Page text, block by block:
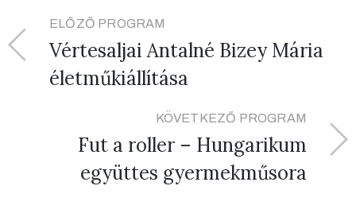
ELŐZŐ PROGRAM
Vértesaljai Antalné Bizey Mária
életműkiállítása
KÖVETKEZŐ PROGRAM
Fut a roller – Hungarikum
együttes gyermekműsora